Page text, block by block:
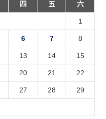
四 五 六
1
6 7 8
13 14 15
20 21 22
27 28 29